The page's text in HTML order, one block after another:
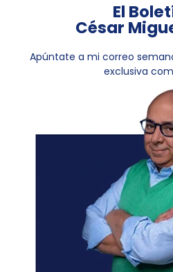
El
César
Apúntate a mi correo
exclusiva